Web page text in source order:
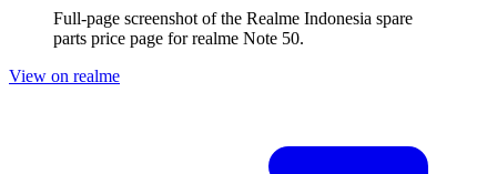
Full-page screenshot of the Realme Indonesia spare
parts price page forrealme Note 50.
View on realme